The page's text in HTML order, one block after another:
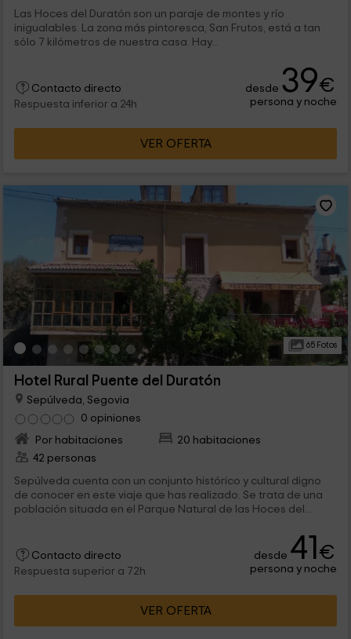
Las Hoces del Duratón son un paraje de montes y río
inigualables. La zona más pintoresca, San Frutos, está a tan
sólo 7 kilómetros de nuestra casa. Hay...
Contacto directo
Respuesta inferior a 24h
desde 39€
persona y noche
VER OFERTA
65 Fotos
Hotel Rural Puente del Duratón
Sepúlveda, Segovia
0 opiniones
Por habitaciones
20 habitaciones
42 personas
Sepúlveda cuenta con un conjunto histórico y cultural digno
de conocer en este viaje que has realizado. Se trata de una
población situada en el Parque Natural de las Hoces del...
Contacto directo
Respuesta superior a 72h
desde 41€
persona y noche
VER OFERTA